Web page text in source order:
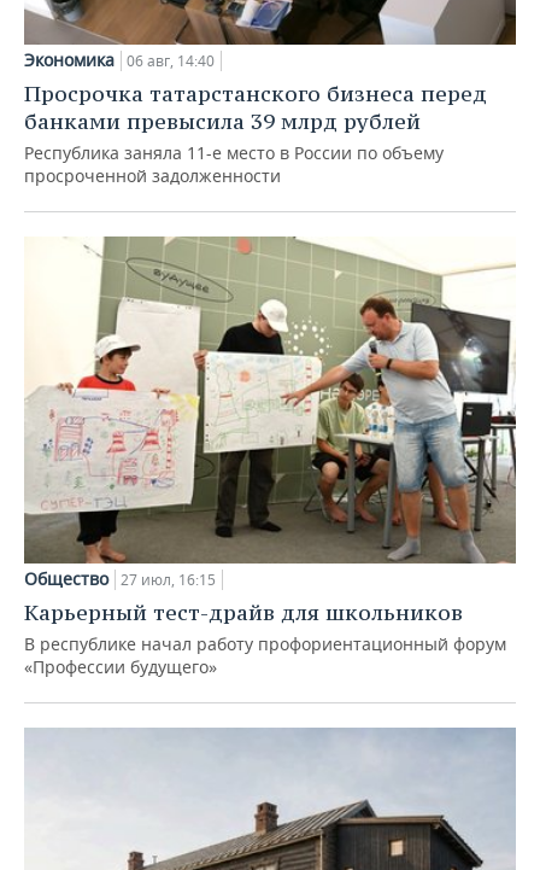
Экономика 06 авг, 14:40
Просрочка татарстанского бизнеса перед
банками превысила 39 млрд рублей
Республика заняла 11-е место в России по объему
просроченной задолженности
Общество 27 июл, 16:15
Карьерный тест-драйв для школьников
В республике начал работу профориентационный форум
«Профессии будущего»